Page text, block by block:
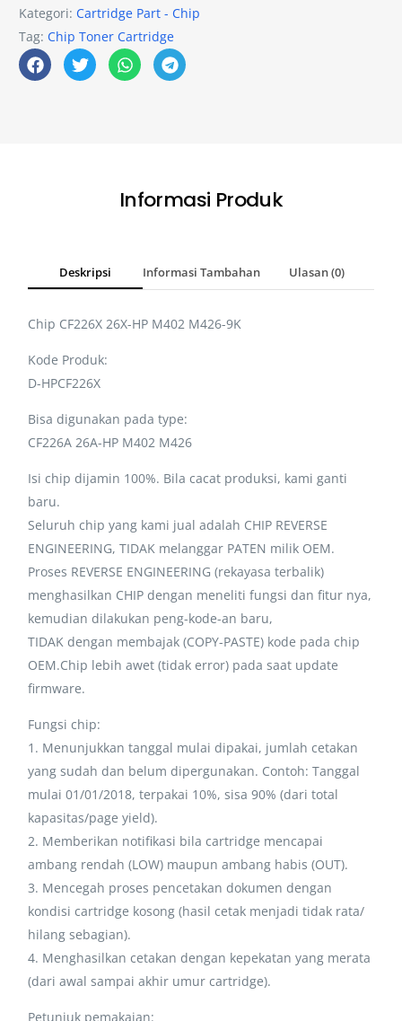
Kategori: Cartridge Part - Chip
Tag: Chip Toner Cartridge
Informasi Produk
Deskripsi Informasi Tambahan Ulasan (0)
Chip CF226X 26X-HP M402 M426-9K
Kode Produk:
D-HPCF226X
Bisa digunakan pada type:
CF226A 26A-HP M402 M426
Isi chip dijamin 100%. Bila cacat produksi, kami ganti
baru.
Seluruh chip yang kami jual adalah CHIP REVERSE
ENGINEERING, TIDAK melanggar PATEN milik OEM.
Proses REVERSE ENGINEERING (rekayasa terbalik)
menghasilkan CHIP dengan meneliti fungsi dan fitur nya,
kemudian dilakukan peng-kode-an baru,
TIDAK dengan membajak (COPY-PASTE) kode pada chip
OEM.Chip lebih awet (tidak error) pada saat update
firmware.
Fungsi chip:
1. Menunjukkan tanggal mulai dipakai, jumlah cetakan
yang sudah dan belum dipergunakan. Contoh: Tanggal
mulai 01/01/2018, terpakai 10%, sisa 90% (dari total
kapasitas/page yield).
2. Memberikan notifikasi bila cartridge mencapai
ambang rendah (LOW) maupun ambang habis (OUT).
3. Mencegah proses pencetakan dokumen dengan
kondisi cartridge kosong (hasil cetak menjadi tidak rata/
hilang sebagian).
4. Menghasilkan cetakan dengan kepekatan yang merata
(dari awal sampai akhir umur cartridge).
Petunjuk pemakaian: